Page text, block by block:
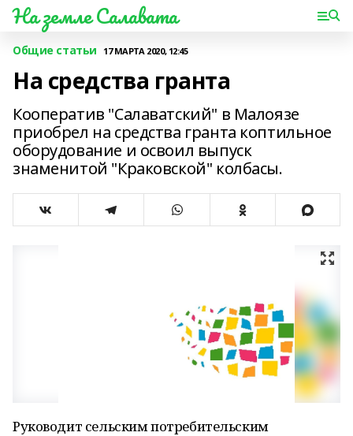
На земле Салавата
Общие статьи 17 МАРТА 2020, 12:45
На средства гранта
Кооператив "Салаватский" в Малоязе
приобрел на средства гранта коптильное
оборудование и освоил выпуск
знаменитой "Краковской" колбасы.
Руководит сельским потребительским